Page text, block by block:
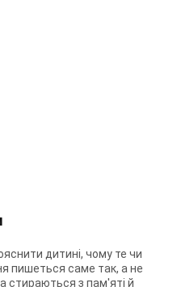
дитині, чому те чи
пишеться саме так, а не
стираються з пам'яті й